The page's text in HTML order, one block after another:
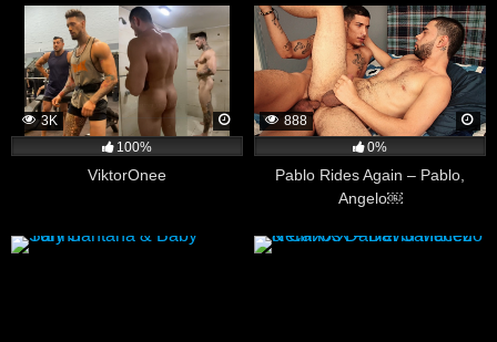
3K
100%
ViktorOnee
888
0%
Pablo Rides Again – Pablo,
Angelo￼